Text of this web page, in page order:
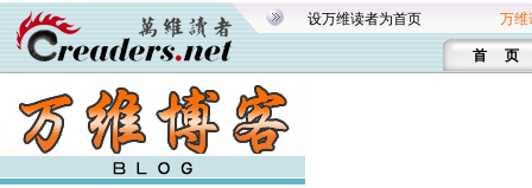
设万维读者为首页 万维
首 页